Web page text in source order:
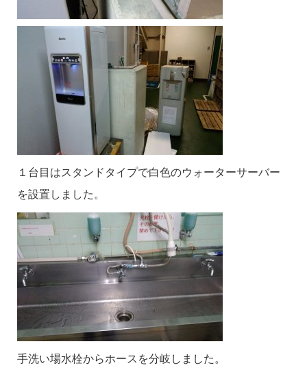
１台目はスタンドタイプで白色のウォーターサーバー
を設置しました。
手洗い場水栓からホースを分岐しました。